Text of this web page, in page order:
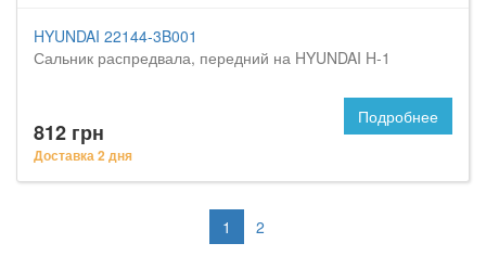
HYUNDAI 22144-3B001
Сальник распредвала, передний на HYUNDAI H-1
812 грн
Доставка 2 дня
Подробнее
1 2